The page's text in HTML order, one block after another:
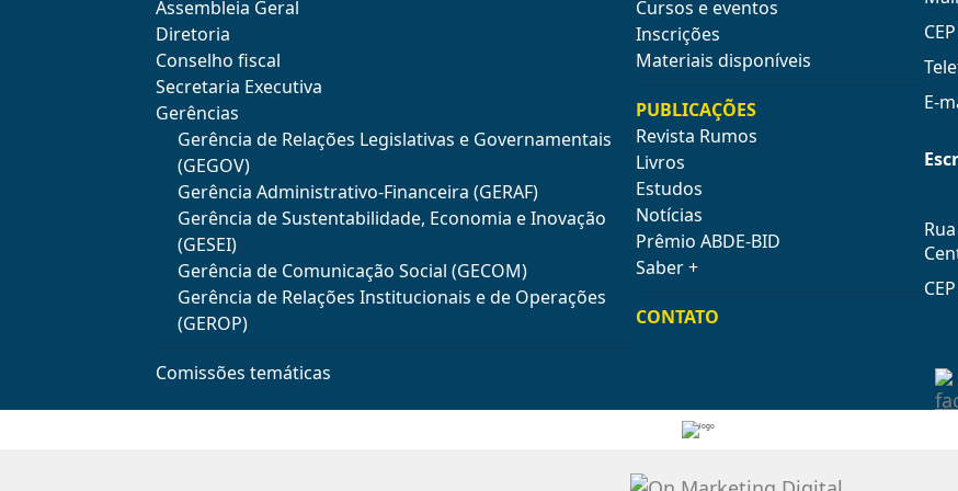
Assembleia Geral
Diretoria
Conselho fiscal
Secretaria Executiva
Gerências
Gerência de Relações Legislativas e Governamentais
(GEGOV)
Gerência Administrativo-Financeira (GERAF)
Gerência de Sustentabilidade, Economia e Inovação
(GESEI)
Gerência de Comunicação Social (GECOM)
Gerência de Relações Institucionais e de Operações
(GEROP)
Comissões temáticas
Cursos e eventos
Inscrições
Materiais disponíveis
PUBLICAÇÕES
Revista Rumos
Livros
Estudos
Notícias
Prêmio ABDE-BID
Saber +
CONTATO
E-